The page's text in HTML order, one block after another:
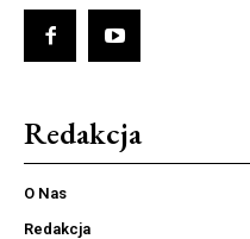
Redakcja
O Nas
Redakcja